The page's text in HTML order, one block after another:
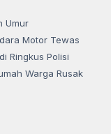
Umur
Motor Tewas
Ringkus Polisi
Warga Rusak